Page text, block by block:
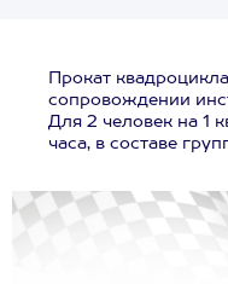
Прокат
сопровождении
Для 2 человек на 1
часа, в составе